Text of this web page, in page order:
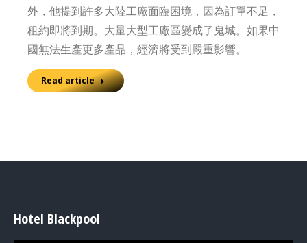
外，他提到許多大陸工廠面臨困境，因為訂單不足，
租約即將到期。大量大型工廠區變成了鬼城。如果中
國無法生產更多產品，經濟將受到嚴重影響。
Read article
Hotel Blackpool